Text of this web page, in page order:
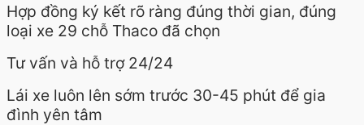
Hợp đồng ký kết rõ ràng đúng thời gian, đúng
loại xe 29 chỗ Thaco đã chọn
Tư vấn và hỗ trợ 24/24
Lái xe luôn lên sớm trước 30-45 phút để gia
đình yên tâm